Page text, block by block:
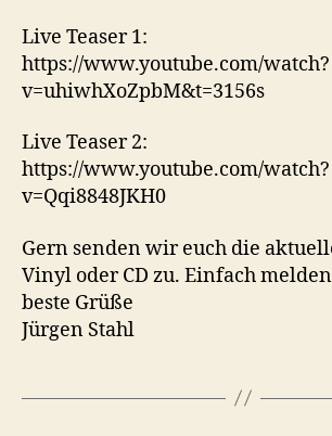
Live Teaser 1:
https://www.youtube.com/watch?
v=uhiwhXoZpbM&t=3156s
Live Teaser 2:
https://www.youtube.com/watch?
v=Qqi8848JKH0
Gern senden wir euch die
Vinyl oder CD zu. Einfach
beste Grüße
Jürgen Stahl